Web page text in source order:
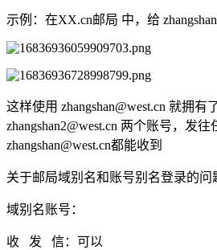
示例：在XX.cn邮局 中，给
这样使用 zhangshan@west.cn 就拥有
zhangshan2@west.cn 两个账号，发
zhangshan@west.cn都能收到
关于邮局域别名和账号别名登录的问
域别名账号：
收 发 信：可以